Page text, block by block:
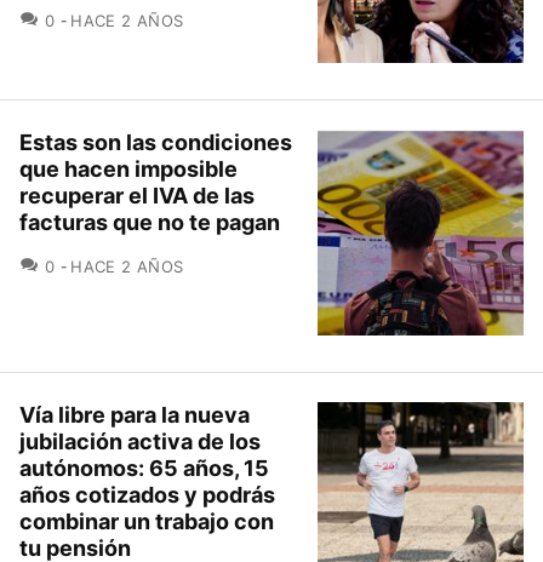
0 COMENTARIOS
HACE 2 AÑOS
Estas son las condiciones
que hacen imposible
recuperar el IVA de las
facturas que no te pagan
0 COMENTARIOS
HACE 2 AÑOS
Vía libre para la nueva
jubilación activa de los
autónomos: 65 años, 15
años cotizados y podrás
combinar un trabajo con
tu pensión